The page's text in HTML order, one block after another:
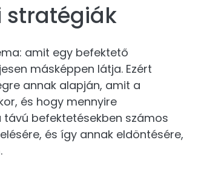
stratégiák
amit egy befektető
másképpen látja. Ezért
annak alapján, amit a
és hogy mennyire
távú befektetésekben számos
és így annak eldöntésére,